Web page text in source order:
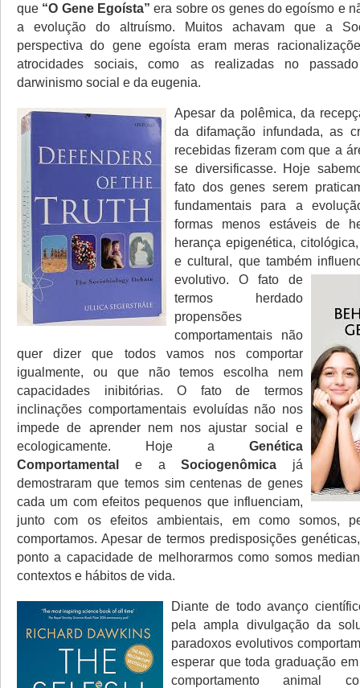
que “O Gene Egoísta” era sobre os genes do egoísmo e
a evolução do altruísmo. Muitos achavam que a
perspectiva do gene egoísta eram meras
atrocidades sociais, como as realizadas no
darwinismo social e da eugenia.
Apesar da polêmica, da
da difamação infundada, as
recebidas fizeram com que a
se diversificasse. Hoje
fato dos genes serem
fundamentais para a
formas menos estáveis de
herança epigenética,
e cultural, que também
evolutivo. O fato de
termos herdado
propensões
comportamentais não
quer dizer que todos vamos nos comportar
igualmente, ou que não temos escolha nem
capacidades inibitórias. O fato de termos
inclinações comportamentais evoluídas não nos
impede de aprender nem nos ajustar social e
ecologicamente. Hoje a Genética
Comportamental e aSociogenômica já
demostraram que temos sim centenas de genes
cada um com efeitos pequenos que influenciam,
junto com os efeitos ambientais, em como somos,
comportamos. Apesar de termos predisposições
ponto a capacidade de melhorarmos como somos
contextos e hábitos de vida.
Diante de todo avanço
pela ampla divulgação da
paradoxos evolutivos
esperar que toda graduação
comportamento animal